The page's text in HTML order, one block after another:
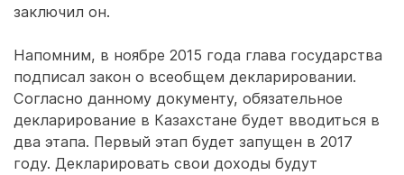
заключил он.
Напомним, в ноябре 2015 года глава государства
подписал закон о всеобщем декларировании.
Согласно данному документу, обязательное
декларирование в Казахстане будет вводиться в
два этапа. Первый этап будет запущен в 2017
году. Декларировать свои доходы будут